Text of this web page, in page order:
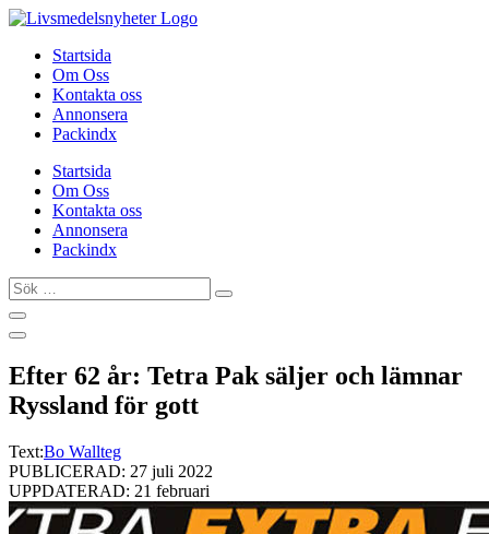
Hoppa
innehållStartsida
Om Oss
Kontakta oss
Annonsera
Packindx
Startsida
Om Oss
Kontakta oss
Annonsera
Packindx
Sök
…
Efter 62 år: Tetra Pak säljer och lämnar
Ryssland för gott
Text:Bo Wallteg
PUBLICERAD: 27 juli 2022
UPPDATERAD: 21 februari